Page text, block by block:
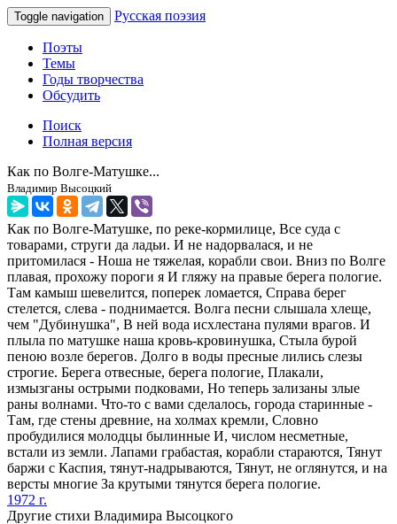
Toggle navigation Русская поэзия
Поэты
Темы
Годы творчества
Обсудить
Поиск
Полная версия
Как по Волге-Матушке...
Владимир Высоцкий
Как по Волге-Матушке, по реке-кормилице, Все суда с
товарами, струги да ладьи. И не надорвалася, и не
притомилася - Ноша не тяжелая, корабли свои. Вниз по Волге
плавая, прохожу пороги я И гляжу на правые берега пологие.
Там камыш шевелится, поперек ломается, Справа берег
стелется, слева - поднимается. Волга песни слышала хлеще,
чем "Дубинушка", В ней вода исхлестана пулями врагов. И
плыла по матушке наша кровь-кровинушка, Стыла бурой
пеною возле берегов. Долго в воды пресные лились слезы
строгие. Берега отвесные, берега пологие, Плакали,
измызганы острыми подковами, Но теперь зализаны злые
раны волнами. Что-то с вами сделалось, города старинные -
Там, где стены древние, на холмах кремли, Словно
пробудилися молодцы былинные И, числом несметные,
встали из земли. Лапами грабастая, корабли стараются, Тянут
баржи с Каспия, тянут-надрываются, Тянут, не оглянутся, и на
версты многие За крутыми тянутся берега пологие.
1972 г.
Другие стихи Владимира Высоцкого